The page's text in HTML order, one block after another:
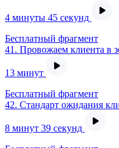
4 минуты 45 секунд
Бесплатный фрагмент
41. Провожаем клиента в
13 минут
Бесплатный фрагмент
42. Стандарт ожидания
8 минут 39 секунд